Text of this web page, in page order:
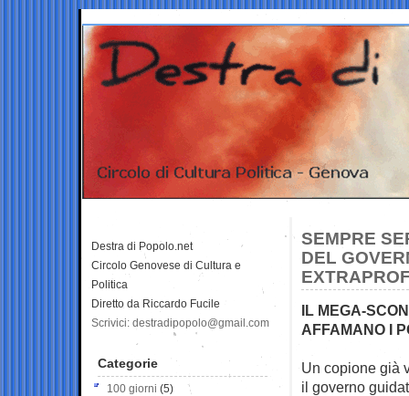
SEMPRE
DEL
IL MEGA-
AFFAMANO I
Un copione già
il governo
Destra di Popolo.net
Circolo Genovese di Cultura e
Politica
Diretto da Riccardo Fucile
Scrivici: destradipopolo@gmail.com
Categorie
100 giorni (5)